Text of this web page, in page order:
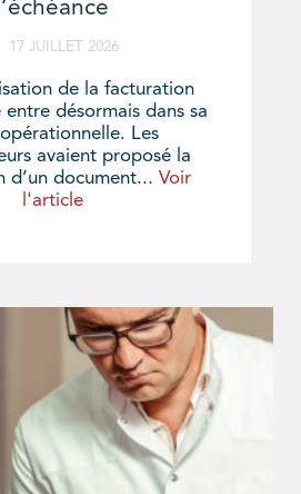
l’échéance
17 JUILLET 2026
de la facturation
désormais dans sa
Les
avaient proposé la
d’un document... Voir
l'article